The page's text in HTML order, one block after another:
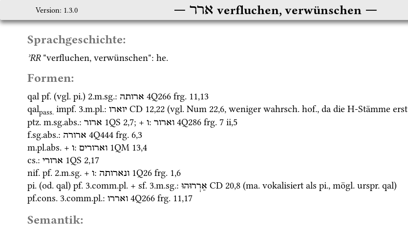
ארר verfluchen, verwünschen
Version: 1.3.0
Sprachgeschichte:
ʾRR "verfluchen, verwünschen": he.
Formen:
qal pf. (vgl. pi.) 2.m.sg.: ארותה 4Q266 frg. 11,13
qalpass. impf. 3.m.pl.: יוארו CD 12,22 (vgl. Num 22,6, weniger wahrsch. hof., da die H-Stämme erst
ptz. m.sg.abs.: ארור 1QS 2,7; + ו: וארור 4Q286 frg. 7 ii,5
f.sg.abs.: ארורה 4Q444 frg. 6,3
m.pl.abs. + ו: וארורים 1QM 13,4
cs.: ארורי 1QS 2,17
nif. pf. 2.m.sg. + ו: ונארותה 1Q26 frg. 1,6
pi. (od. qal) pf. 3.comm.pl. + sf. 3.m.sg.: אֵרְרוּהוּ CD 20,8 (ma. vokalisiert als pi., mögl. urspr. qal)
pf.cons. 3.comm.pl.: ואררו 4Q266 frg. 11,17
Semantik: